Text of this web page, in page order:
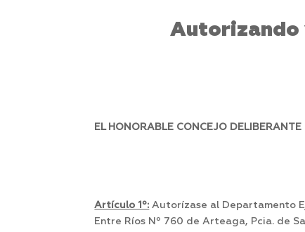
Autorizando
EL HONORABLE CONCEJO
Artículo 1º: Autorízase al Departamento
Entre Ríos Nº 760 de Arteaga, Pcia. de